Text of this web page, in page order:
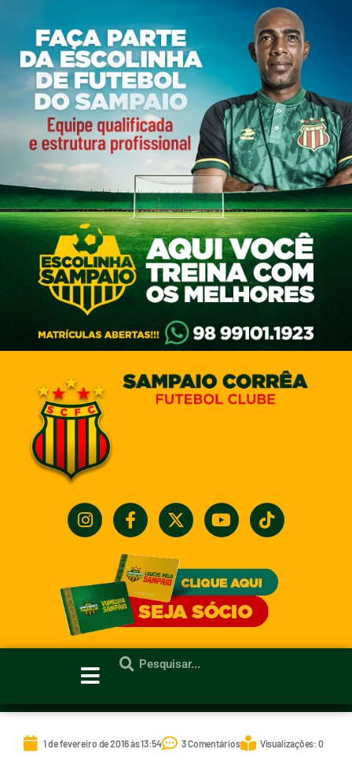
1 de fevereiro de 2016 às 13:54 3 Comentários Visualizações: 0